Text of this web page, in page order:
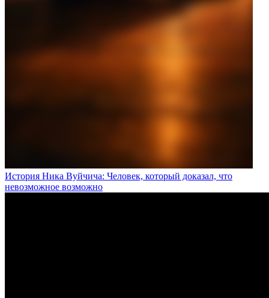
История Ника Вуйчича: Человек, который доказал, что
невозможное возможно